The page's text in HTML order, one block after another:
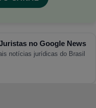
no Google News
notícias jurídicas do Brasil